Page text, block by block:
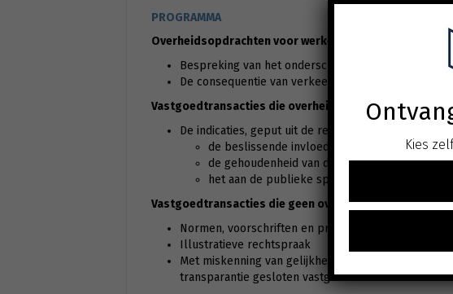
PROGRAMMA
Overheidsopdrachten voor werken
uitgesloten
Bespreking van het onderscheid
De consequentie van verkeerde kwalificatie
Vastgoedtransacties die overheidsopdrachten voor
De indicaties, geput uit de rechtspraak van het Hof
de beslissende invloed van de publieke
de gehoudenheid van de medecontractant tot
het aan de publieke speler economisch ten
Vastgoedtransacties die geen overheidsopdrachten
Normen, voorschriften en principes inzake
Illustratieve rechtspraak
Met miskenning van gelijkheids- en
transparantie gesloten vastgoedtransacties: welke
Kies